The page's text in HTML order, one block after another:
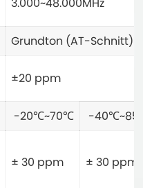
Grundton (AT-Schnitt)
±20 ppm
-20℃~70℃
-
± 30 ppm ± 30 ppm